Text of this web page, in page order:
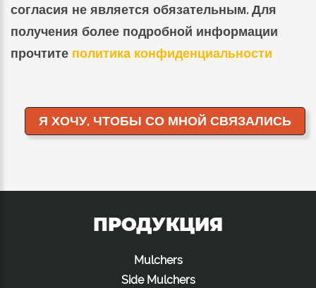
согласия не является обязательным. Для
получения более подробной информации
прочтите политика конфиденциальности
ПРОДУКЦИЯ
Mulchers
Side Mulchers